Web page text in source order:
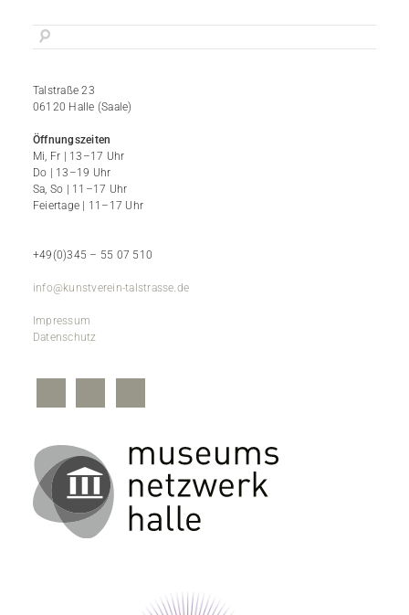
Talstraße 23
06120 Halle (Saale)
Öffnungszeiten
Mi, Fr | 13–17 Uhr
Do | 13–19 Uhr
Sa, So | 11–17 Uhr
Feiertage | 11–17 Uhr
+49(0)345 – 55 07 510
info@kunstverein-talstrasse.de
Impressum
Datenschutz